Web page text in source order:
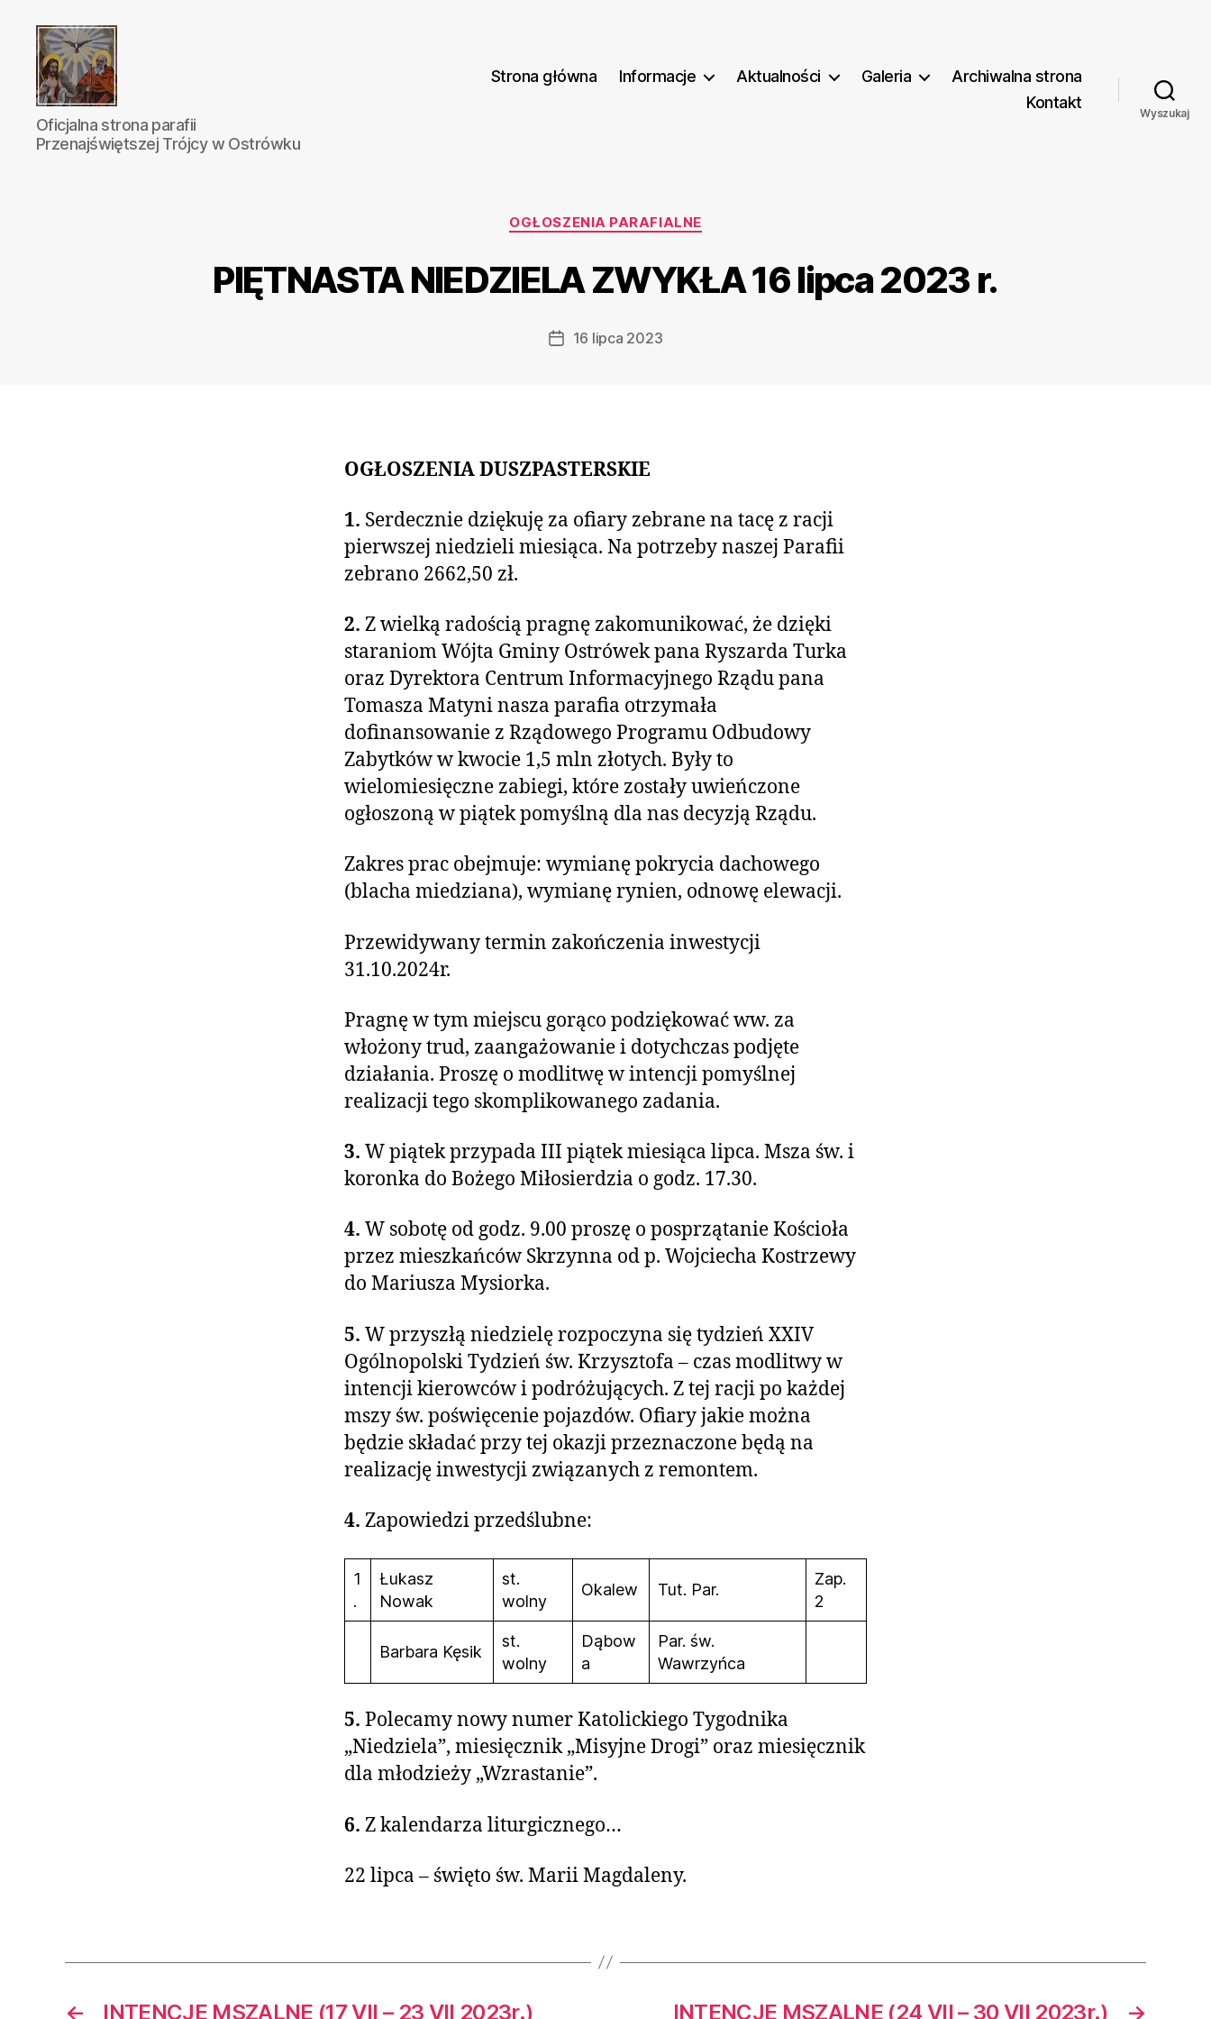
Parafia
Katolicka
Przenajświętszej
Oficjalna strona parafii
Przenajświętszej Trójcy w Ostrówku
Strona główna Informacje Aktualności Galeria
Archiwalna strona
Kontakt
Wyszukaj
Kategorie
OGŁOSZENIA PARAFIALNE
PIĘTNASTA NIEDZIELA ZWYKŁA 16 lipca 2023 r.
Data16 lipca 2023
OGŁOSZENIA DUSZPASTERSKIE
1. Serdecznie dziękuję za ofiary zebrane na tacę z racji
pierwszej niedzieli miesiąca. Na potrzeby naszej Parafii
zebrano 2662,50 zł.
2. Z wielką radością pragnę zakomunikować, że dzięki
staraniom Wójta Gminy Ostrówek pana Ryszarda Turka
oraz Dyrektora Centrum Informacyjnego Rządu pana
Tomasza Matyni nasza parafia otrzymała
dofinansowanie z Rządowego Programu Odbudowy
Zabytków w kwocie 1,5 mln złotych. Były to
wielomiesięczne zabiegi, które zostały uwieńczone
ogłoszoną w piątek pomyślną dla nas decyzją Rządu.
Zakres prac obejmuje: wymianę pokrycia dachowego
(blacha miedziana), wymianę rynien, odnowę elewacji.
Przewidywany termin zakończenia inwestycji
31.10.2024r.
Pragnę w tym miejscu gorąco podziękować ww. za
włożony trud, zaangażowanie i dotychczas podjęte
działania. Proszę o modlitwę w intencji pomyślnej
realizacji tego skomplikowanego zadania.
3. W piątek przypada III piątek miesiąca lipca. Msza św. i
koronka do Bożego Miłosierdzia o godz. 17.30.
4. W sobotę od godz. 9.00 proszę o posprzątanie Kościoła
przez mieszkańców Skrzynna od p. Wojciecha Kostrzewy
do Mariusza Mysiorka.
5. W przyszłą niedzielę rozpoczyna się tydzień XXIV
Ogólnopolski Tydzień św. Krzysztofa – czas modlitwy w
intencji kierowców i podróżujących. Z tej racji po każdej
mszy św. poświęcenie pojazdów. Ofiary jakie można
będzie składać przy tej okazji przeznaczone będą na
realizację inwestycji związanych z remontem.
4. Zapowiedzi przedślubne:
1
.
Łukasz
Nowak
st.
wolny
Okalew Tut. Par.
Zap.
2
Barbara Kęsik
st.
wolny
Dąbow
a
Par. św.
Wawrzyńca
5. Polecamy nowy numer Katolickiego Tygodnika
„Niedziela”, miesięcznik „Misyjne Drogi” oraz miesięcznik
dla młodzieży „Wzrastanie”.
6. Z kalendarza liturgicznego…
22 lipca – święto św. Marii Magdaleny.
← INTENCJE MSZALNE (17 VII – 23 VII 2023r.) →
INTENCJE MSZALNE (24 VII – 30 VII 2023r.)